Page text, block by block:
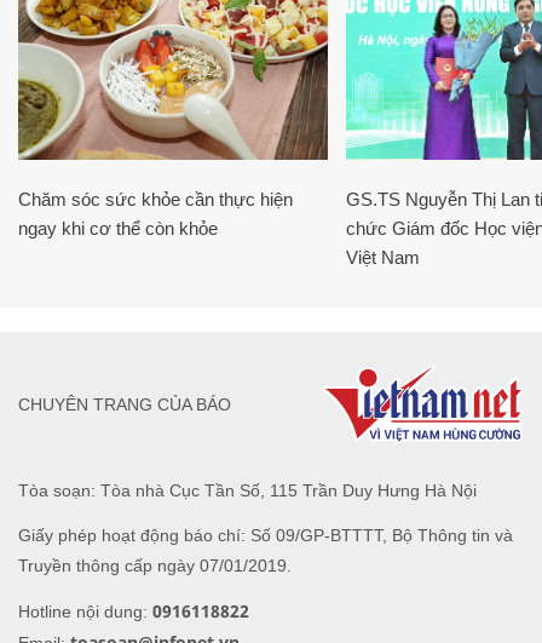
Chăm sóc sức khỏe cần thực hiện
ngay khi cơ thể còn khỏe
GS.TS Nguyễn Thị Lan
chức Giám đốc Học
Việt Nam
Tòa soạn: Tòa nhà Cục Tần Số, 115 Trần Duy Hưng Hà Nội
Giấy phép hoạt động báo chí: Số 09/GP-BTTTT, Bộ Thông tin và
Truyền thông cấp ngày 07/01/2019.
Hotline nội dung: 0916118822
CHUYÊN TRANG CỦA BÁO